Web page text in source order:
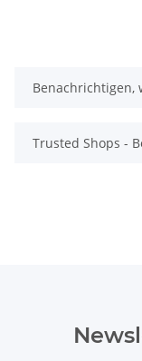
Benachrichtigen,
Trusted Shops -